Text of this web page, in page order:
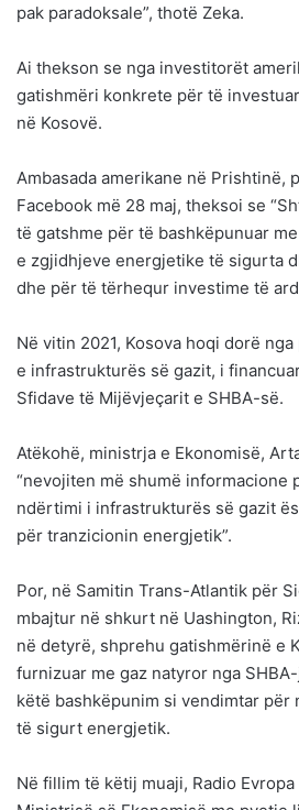
pak paradoksale”, thotë Zeka.
Ai thekson se nga investitorët
gatishmëri konkrete për të
në Kosovë.
Ambasada amerikane në Prishtinë,
Facebook më 28 maj, theksoi se
të gatshme për të bashkëpunuar
e zgjidhjeve energjetike të sigurta
dhe për të tërhequr investime të
Në vitin 2021, Kosova hoqi dorë
e infrastrukturës së gazit, i
Sfidave të Mijëvjeçarit e SHBA-së.
Atëkohë, ministrja e Ekonomisë,
“nevojiten më shumë informacione
ndërtimi i infrastrukturës së gazit
për tranzicionin energjetik”.
Por, në Samitin Trans-Atlantik për
mbajtur në shkurt në Uashington,
në detyrë, shprehu gatishmërinë e
furnizuar me gaz natyror nga
këtë bashkëpunim si vendimtar
të sigurt energjetik.
Në fillim të këtij muaji, Radio